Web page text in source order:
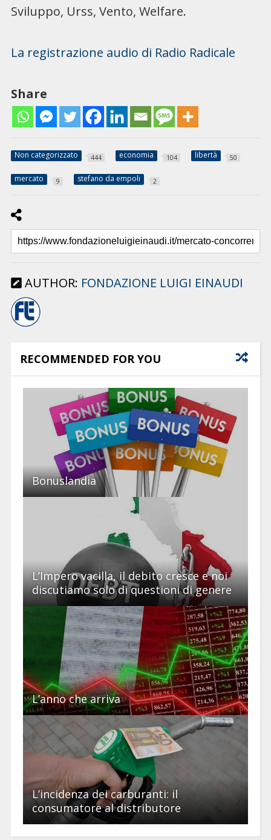
Sviluppo, Urss, Vento, Welfare.
La registrazione audio di Radio Radicale
Share
Non categorizzato 444 economia 104 libertà 50
mercato 9 stefano da empoli 2
AUTHOR: FONDAZIONE LUIGI EINAUDI
RECOMMENDED FOR YOU
Bonuslandia
L’Impero vacilla, il debito cresce e noi
discutiamo solo di questioni di genere
L’anno che arriva
L’incidenza dei carburanti: il
consumatore al distributore